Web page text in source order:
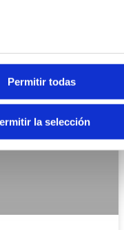
Permitir todas
la selección